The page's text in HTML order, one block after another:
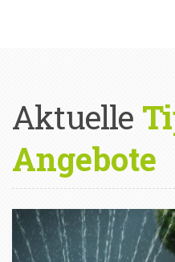
Aktuelle
Angebote